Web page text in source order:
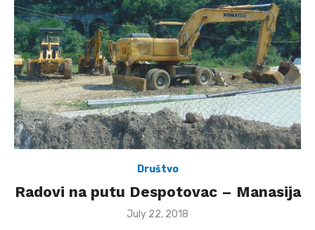
Društvo
Radovi na putu Despotovac – Manasija
Posted
July 22, 2018